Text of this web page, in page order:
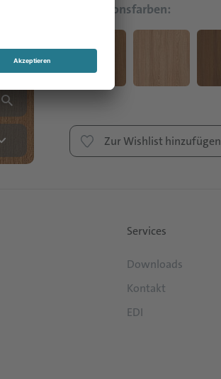
Kollektionsfarben:
Zur Wishlist hinzufügen
Services
Downloads
Kontakt
EDI